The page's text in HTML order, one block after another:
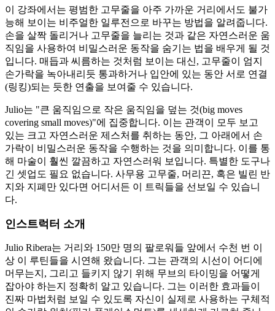
이 강좌에서는 평범한 고무줄을 아주 가까운 거리에서도 불가
능해 보이는 비주얼한 일루전으로 바꾸는 방법을 알려줍니다.
손을 살짝 돌리거나 고무줄을 늘리는 것과 같은 자연스러운 움
직임을 사용하여 비밀스러운 동작을 숨기는 법을 배우게 될 것
입니다. 매듭과 씨름하는 것처럼 보이는 대신, 고무줄이 엄지
손가락을 녹아내리듯 통과하거나 입안에 있는 동안 서로 연결
(링킹)되는 듯한 연출을 보여줄 수 있습니다.
Julio는 "큰 움직임으로 작은 움직임을 덮는 것(big moves
covering small moves)"에 집중합니다. 이는 관객이 모두 보고
있는 크고 자연스러운 제스처를 취하는 동안, 그 아래에서 손
가락이 비밀스러운 동작을 수행하는 것을 의미합니다. 이를 통
해 마술이 훨씬 깔끔하고 자연스러워 보입니다. 특별한 도구나
긴 셋업도 필요 없습니다. 사무용 고무줄, 머리끈, 혹은 빌린 반
지와 지폐만 있다면 어디서든 이 트릭들을 선보일 수 있습니
다.
인스트럭터 소개
Julio Ribera는 거리와 150만 명의 팔로워들 앞에서 수천 번 이
상 이 루틴들을 시연해 왔습니다. 그는 관객의 시선이 어디에
머무는지, 그리고 들키지 않기 위해 무브의 타이밍을 어떻게
잡아야 하는지 정확히 알고 있습니다. 그는 이러한 효과들이
진짜 마법처럼 보일 수 있도록 자신이 실제로 사용하는 구체적